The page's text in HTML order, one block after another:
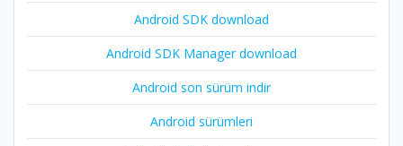
Android SDK download
Android SDK Manager download
Android son sürüm indir
Android sürümleri